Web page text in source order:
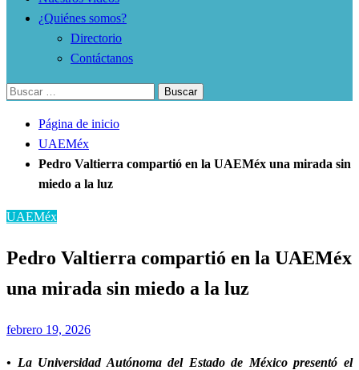
¿Quiénes somos?
Directorio
Contáctanos
Buscar:
Página de inicio
UAEMéx
Pedro Valtierra compartió en la UAEMéx una mirada sin
miedo a la luz
UAEMéx
Pedro Valtierra compartió en la UAEMéx
una mirada sin miedo a la luz
Publicado
febrero 19, 2026
• La Universidad Autónoma del Estado de México presentó el